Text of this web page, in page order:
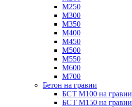
М250
М300
М350
М400
М450
М500
М550
М600
М700
Бетон на гравии
БСТ М100 на гравии
БСТ М150 на гравии